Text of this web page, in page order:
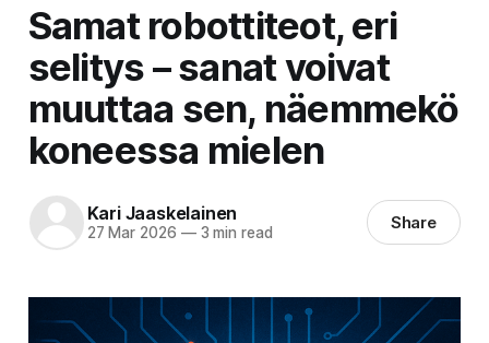
Samat robottiteot, eri
selitys – sanat voivat
muuttaa sen, näemmekö
koneessa mielen
Kari Jaaskelainen
27 Mar 2026 —3 min read Share